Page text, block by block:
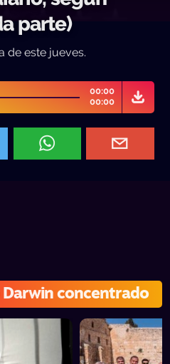
parte)
de este jueves.
00:00
00:00
Darwin concentrado